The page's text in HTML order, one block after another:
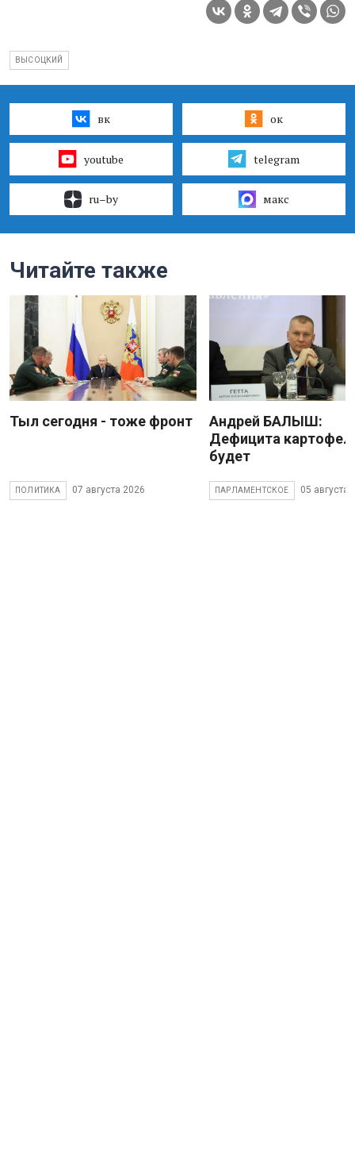
ВЫСОЦКИЙ
вк ок
youtube telegram
ru–by макс
Читайте также
Тыл сегодня - тоже фронт
ПОЛИТИКА 07 августа 2026
Андрей БАЛЫШ:
Дефицита
будет
ПАРЛАМЕНТСКОЕ 05 августа